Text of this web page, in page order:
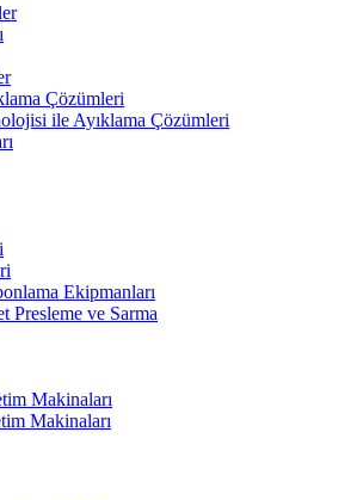
Çözümleri
ile Ayıklama Çözümleri
Ekipmanları
Presleme ve Sarma
Makinaları
Makinaları